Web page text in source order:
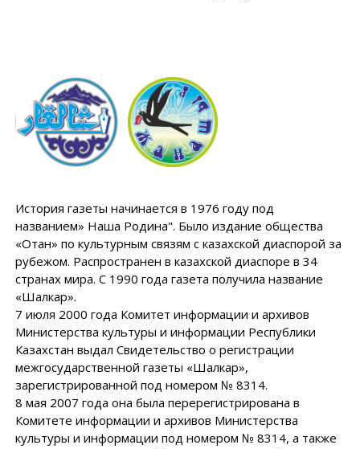
История газеты начинается в 1976 году под
названием» Наша Родина". Было издание общества
«Отан» по культурным связям с казахской диаспорой за
рубежом. Распространен в казахской диаспоре в 34
странах мира. С 1990 года газета получила название
«Шалкар».
7 июля 2000 года Комитет информации и архивов
Министерства культуры и информации Республики
Казахстан выдал Свидетельство о регистрации
межгосударственной газеты «Шалкар»,
зарегистрированной под номером № 8314.
8 мая 2007 года она была перерегистрирована в
Комитете информации и архивов Министерства
культуры и информации под номером № 8314, а также